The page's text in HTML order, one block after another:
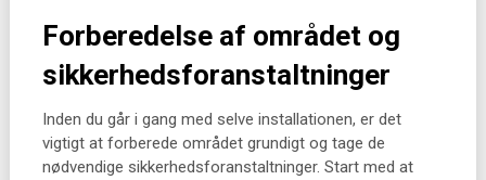
Forberedelse af området og
sikkerhedsforanstaltninger
Inden du går i gang med selve installationen, er det
vigtigt at forberede området grundigt og tage de
nødvendige sikkerhedsforanstaltninger. Start med at